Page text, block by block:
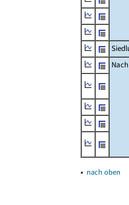
▴ nach oben